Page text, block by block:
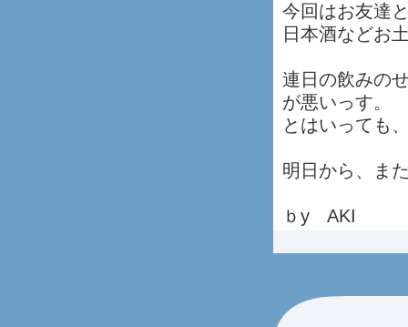
今回はお友達
日本酒などお
連日の飲みの
が悪いっす。
とはいっても
明日から、ま
ｂy AKI